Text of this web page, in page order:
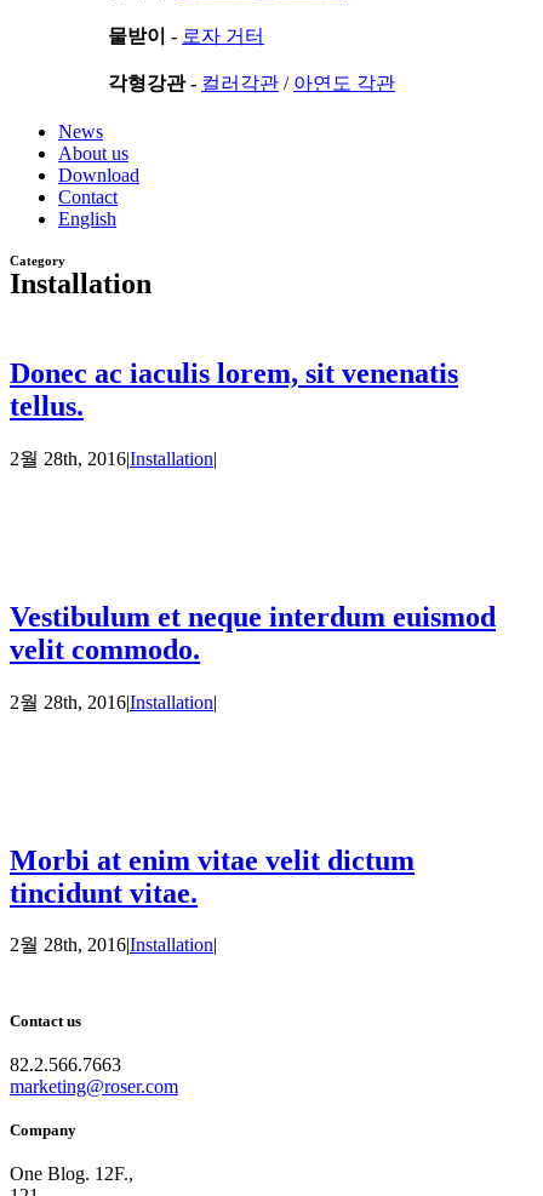
물받이 - 로자 거터
각형강관 - 컬러각관 / 아연도 각관
News
About us
Download
Contact
English
Category
Installation
Donec ac iaculis lorem, sit venenatis
tellus.
2월 28th, 2016|Installation|
Vestibulum et neque interdum euismod
velit commodo.
2월 28th, 2016|Installation|
Morbi at enim vitae velit dictum
tincidunt vitae.
2월 28th, 2016|Installation|
Contact us
82.2.566.7663
marketing@roser.com
Company
One Blog. 12F.,